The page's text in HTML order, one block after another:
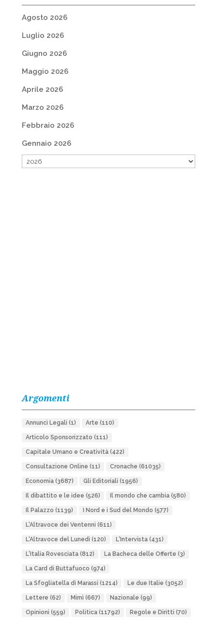
Agosto 2026
Luglio 2026
Giugno 2026
Maggio 2026
Aprile 2026
Marzo 2026
Febbraio 2026
Gennaio 2026
Argomenti
Annunci Legali (1) Arte (110)
Articolo Sponsorizzato (111)
Capitale Umano e Creatività(422)
Consultazione Online (11) Cronache (61035)
Economia(3687) Gli Editoriali (1956)
Il dibattito e le idee (526) Il mondo che cambia(580)
Il Palazzo (1139) I Nord e i Sud del Mondo (577)
L'Altravoce dei Ventenni (611)
L'Altravoce del Lunedì (120) L'Intervista(431)
L'Italia Rovesciata(812) La Bacheca delle Offerte (3)
La Card di Buttafuoco (974)
La Sfogliatella di Marassi (1214) Le due Italie (3052)
Lettere (62) Mimì (667) Nazionale (99)
Opinioni (559) Politica(11792) Regole e Diritti (70)